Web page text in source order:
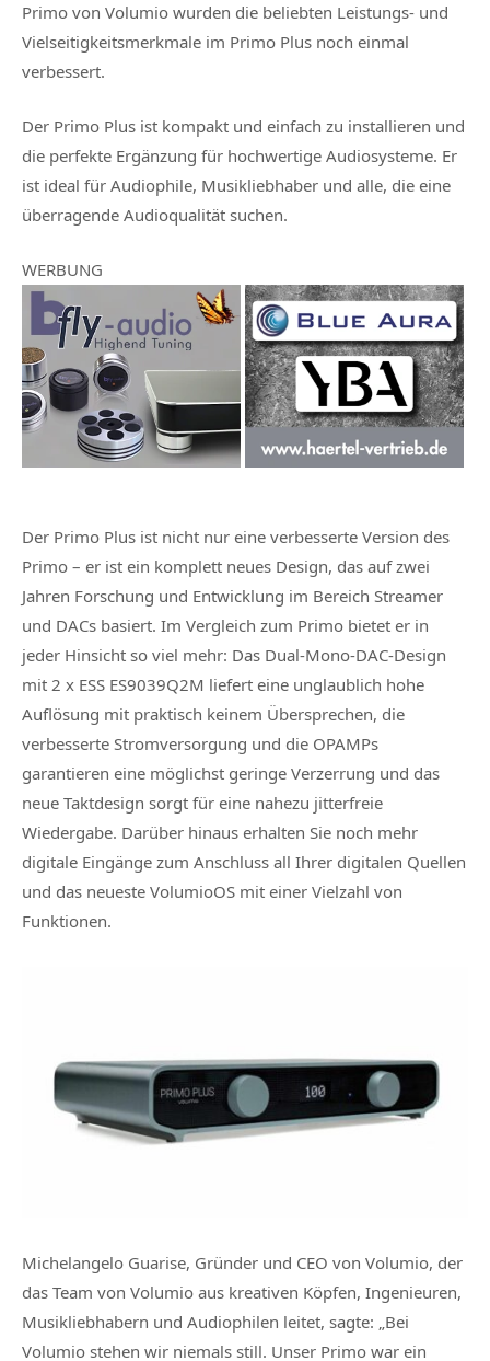
Primo von Volumio wurden die beliebten Leistungs- und
Vielseitigkeitsmerkmale im Primo Plus noch einmal
verbessert.
Der Primo Plus ist kompakt und einfach zu installieren und
die perfekte Ergänzung für hochwertige Audiosysteme. Er
ist ideal für Audiophile, Musikliebhaber und alle, die eine
überragende Audioqualität suchen.
WERBUNG
Der Primo Plus ist nicht nur eine verbesserte Version des
Primo – er ist ein komplett neues Design, das auf zwei
Jahren Forschung und Entwicklung im Bereich Streamer
und DACs basiert. Im Vergleich zum Primo bietet er in
jeder Hinsicht so viel mehr: Das Dual-Mono-DAC-Design
mit 2 x ESS ES9039Q2M liefert eine unglaublich hohe
Auflösung mit praktisch keinem Übersprechen, die
verbesserte Stromversorgung und die OPAMPs
garantieren eine möglichst geringe Verzerrung und das
neue Taktdesign sorgt für eine nahezu jitterfreie
Wiedergabe. Darüber hinaus erhalten Sie noch mehr
digitale Eingänge zum Anschluss all Ihrer digitalen Quellen
und das neueste VolumioOS mit einer Vielzahl von
Funktionen.
Michelangelo Guarise, Gründer und CEO von Volumio, der
das Team von Volumio aus kreativen Köpfen, Ingenieuren,
Musikliebhabern und Audiophilen leitet, sagte: „Bei
Volumio stehen wir niemals still. Unser Primo war ein